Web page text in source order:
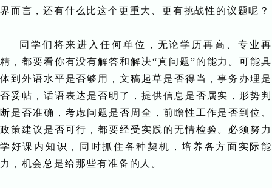
界而言，还有什么比这个更重大、更有挑战性的议题呢？
同学们将来进入任何单位，无论学历再高、专业再
精，都要看你有没有解答和解决“真问题”的能力。可能具
体到外语水平是否够用，文稿起草是否得当，事务办理是
否妥帖，话语表达是否明了，提供信息是否属实，形势判
断是否准确，考虑问题是否周全，前瞻性工作是否到位、
政策建议是否可行，都要经受实践的无情检验。必须努力
学好课内知识，同时抓住各种契机，培养各方面实际能
力，机会总是给那些有准备的人。